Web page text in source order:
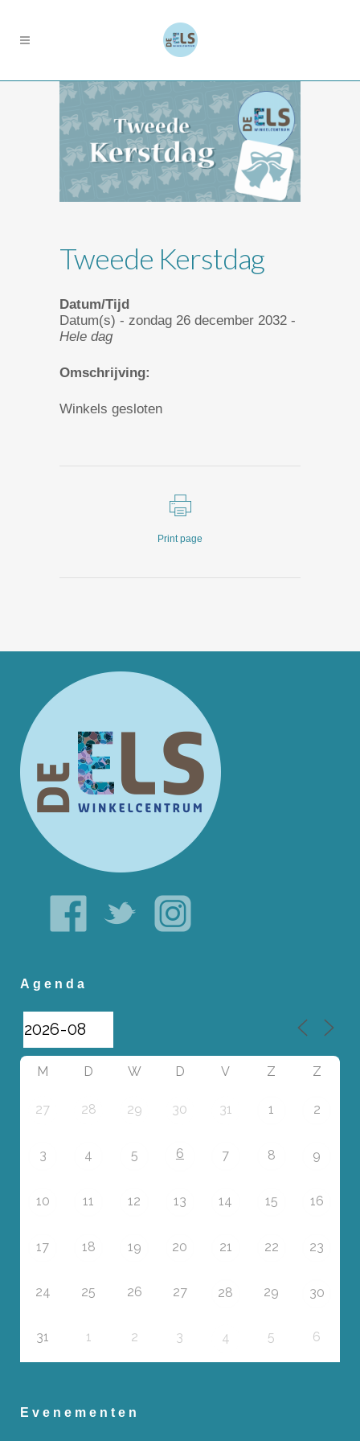
Tweede Kerstdag
Datum/Tijd
Datum(s) - zondag 26 december 2032 -
Hele dag
Omschrijving:
Winkels gesloten
Print page
Agenda
M D W D V Z Z
27 28 29 30 31 1 2
3 4 5 6 7 8 9
10 11 12 13 14 15 16
17 18 19 20 21 22 23
24 25 26 27 28 29 30
31 1 2 3 4 5 6
Evenementen